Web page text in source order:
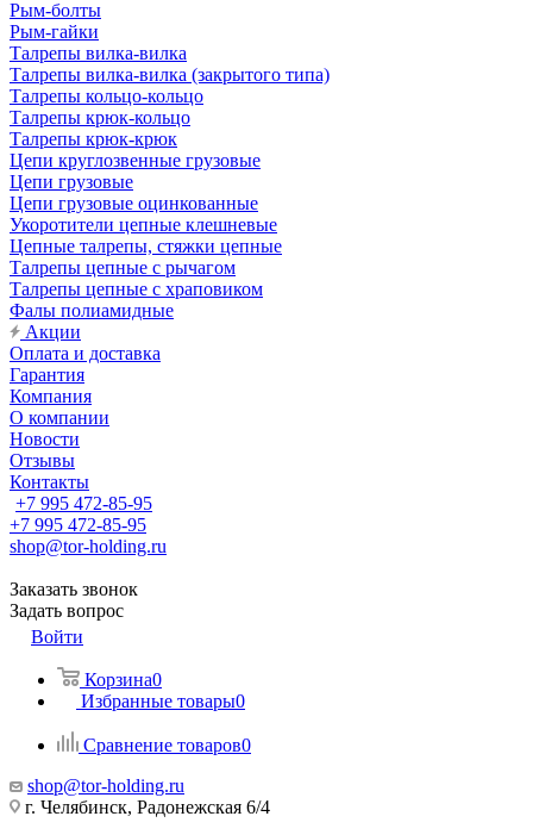
Рым-болты
Рым-гайки
Талрепы вилка-вилка
Талрепы вилка-вилка (закрытого типа)
Талрепы кольцо-кольцо
Талрепы крюк-кольцо
Талрепы крюк-крюк
Цепи круглозвенные грузовые
Цепи грузовые
Цепи грузовые оцинкованные
Укоротители цепные клешневые
Цепные талрепы, стяжки цепные
Талрепы цепные с рычагом
Талрепы цепные с храповиком
Фалы полиамидные
Акции
Оплата и доставка
Гарантия
Компания
О компании
Новости
Отзывы
Контакты
+7 995 472-85-95
+7 995 472-85-95
shop@tor-holding.ru
Заказать звонок
Задать вопрос
Войти
Корзина0
Избранные товары0
Сравнение товаров0
shop@tor-holding.ru
г. Челябинск, Радонежская 6/4